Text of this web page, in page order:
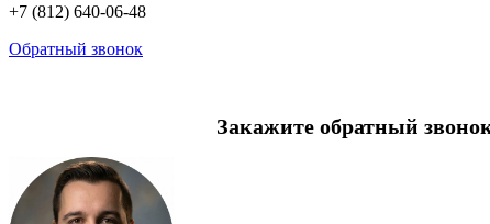
+7 (812) 640-06-48
Обратный звонок
Закажите обратный